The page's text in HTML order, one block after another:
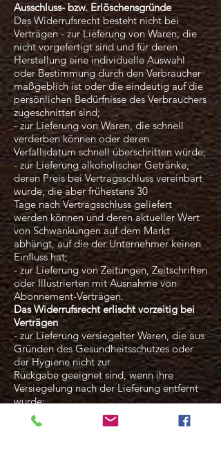
Ausschluss- bzw. Erlöschensgründe
Das Widerrufsrecht besteht nicht bei
Verträgen - zur Lieferung von Waren, die
nicht vorgefertigt sind und für deren
Herstellung eine individuelle Auswahl
oder Bestimmung durch den Verbraucher
maßgeblich ist oder die eindeutig auf die
persönlichen Bedürfnisse des Verbrauchers
zugeschnitten sind;
- zur Lieferung von Waren, die schnell
verderben können oder deren
Verfallsdatum schnell überschritten würde;
- zur Lieferung alkoholischer Getränke,
deren Preis bei Vertragsschluss vereinbart
wurde, die aber frühestens 30
Tage nach Vertragsschluss geliefert
werden können und deren aktueller Wert
von Schwankungen auf dem Markt
abhängt, auf die der Unternehmer keinen
Einfluss hat;
- zur Lieferung von Zeitungen, Zeitschriften
oder Illustrierten mit Ausnahme von
Abonnement-Verträgen.
Das Widerrufsrecht erlischt vorzeitig bei
Verträgen
- zur Lieferung versiegelter Waren, die aus
Gründen des Gesundheitsschutzes oder
der Hygiene nicht zur
Rückgabe geeignet sind, wenn ihre
Versiegelung nach der Lieferung entfernt
wurde;
- zur Lieferung von Waren, wenn diese
nach der Lieferung aufgrund ihrer